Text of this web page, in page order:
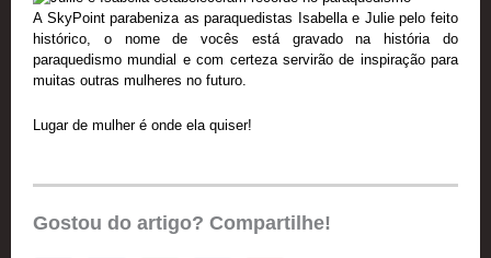
A SkyPoint parabeniza as paraquedistas Isabella e Julie pelo feito
histórico, o nome de vocês está gravado na história do
paraquedismo mundial e com certeza servirão de inspiração para
muitas outras mulheres no futuro.
Lugar de mulher é onde ela quiser!
Gostou do artigo? Compartilhe!